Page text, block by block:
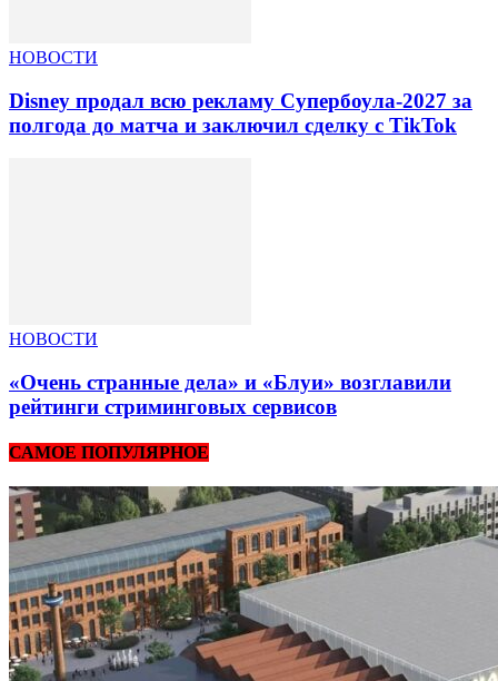
НОВОСТИ
Disney продал всю рекламу Супербоула-2027 за
полгода до матча и заключил сделку с TikTok
НОВОСТИ
«Очень странные дела» и «Блуи» возглавили
рейтинги стриминговых сервисов
САМОЕ ПОПУЛЯРНОЕ